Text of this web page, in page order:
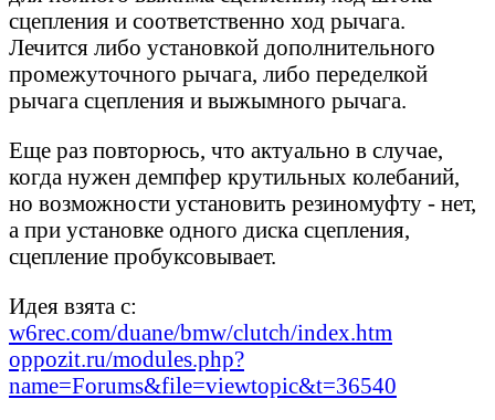
сцепления и соответственно ход рычага.
Лечится либо установкой дополнительного
промежуточного рычага, либо переделкой
рычага сцепления и выжымного рычага.
Еще раз повторюсь, что актуально в случае,
когда нужен демпфер крутильных колебаний,
но возможности установить резиномуфту - нет,
а при установке одного диска сцепления,
сцепление пробуксовывает.
Идея взята с:
w6rec.com/duane/bmw/clutch/index.htm
oppozit.ru/modules.php?
name=Forums&file=viewtopic&t=36540